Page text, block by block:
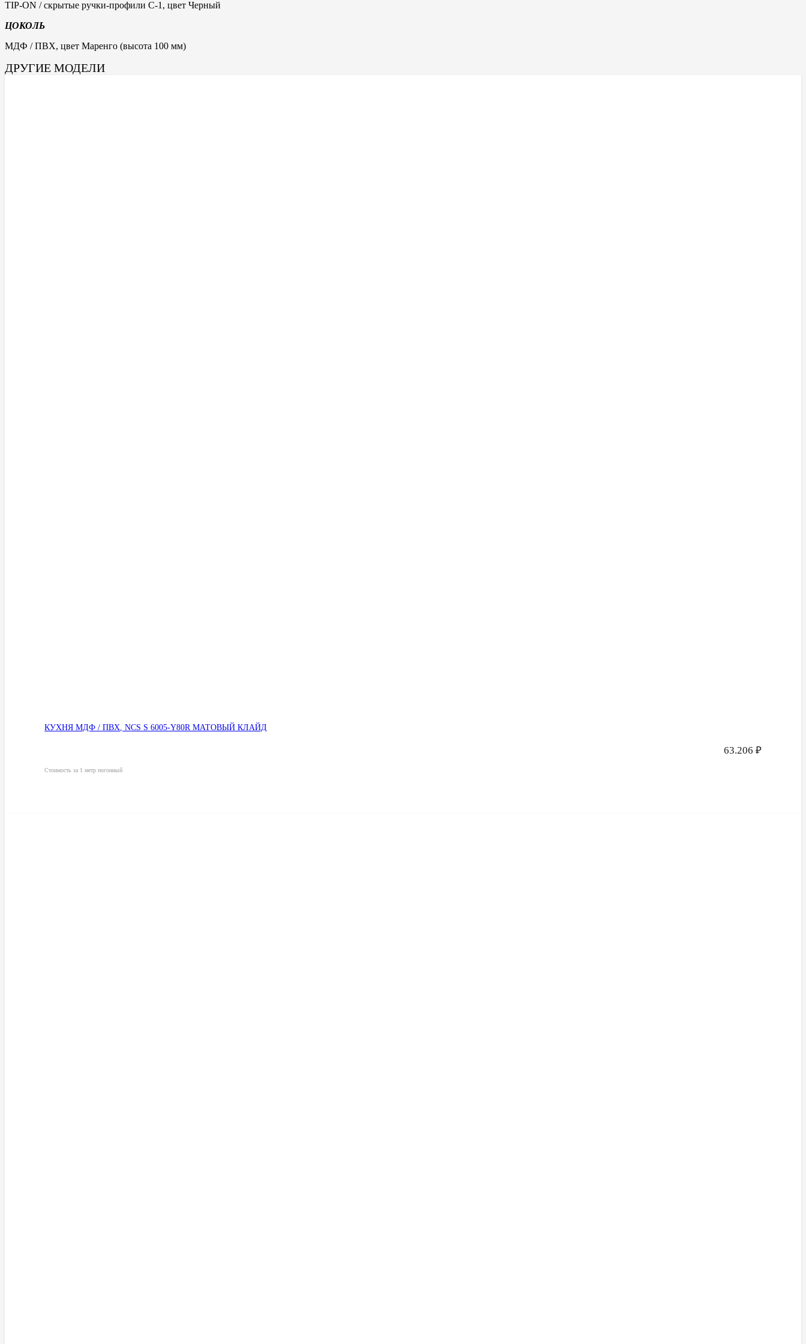
TIP-ON / скрытые ручки-профили С-1, цвет Черный
ЦОКОЛЬ
МДФ / ПВХ, цвет Маренго (высота 100 мм)
ДРУГИЕ МОДЕЛИ
КУХНЯ МДФ / ПВХ, NCS S 6005-Y80R МАТОВЫЙ КЛАЙД
63.206 ₽
Стоимость за 1 метр погонный